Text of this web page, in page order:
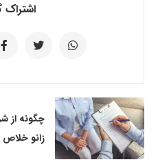
اشتراک
چگونه از
زانو